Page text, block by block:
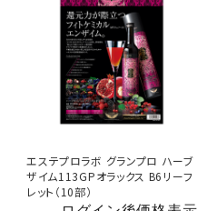
エステプロラボ グランプロ ハーブ
ザイム113GPオラックス B6リーフ
レット（10部）